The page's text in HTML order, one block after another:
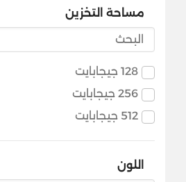
مساحة التخزين
128 جيجابايت
256 جيجابايت
512 جيجابايت
اللون